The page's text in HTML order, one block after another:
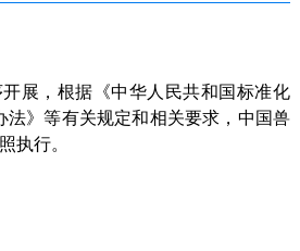
展，根据《中华人民共和国标准化
》等有关规定和相关要求，中国兽
执行。